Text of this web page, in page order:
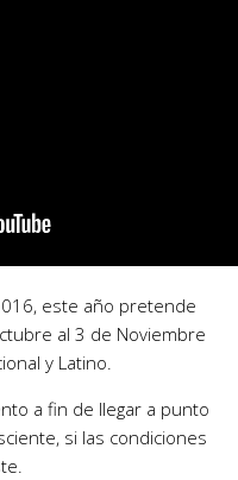
este año pretende
al 3 de Noviembre
y Latino.
a fin de llegar a punto
si las condiciones